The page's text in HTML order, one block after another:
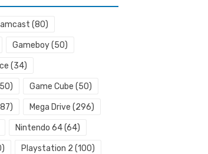
(80)
Gameboy(50)
(34)
Game Cube (50)
Mega Drive (296)
Nintendo 64(64)
Playstation 2 (100)